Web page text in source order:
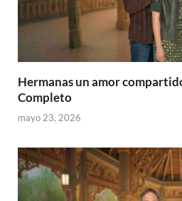
Hermanas un amor
Completo
mayo 23, 2026